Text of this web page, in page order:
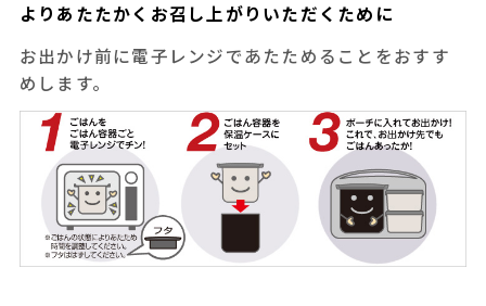
よりあたたかくお召し上がりいただくために
お出かけ前に電子レンジであたためることをおすす
めします。